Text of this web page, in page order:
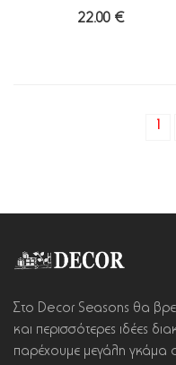
22.00 €
1
Στο Decor Seasons θα
και περισσότερες ιδέες
παρέχουμε μεγάλη γκάμα